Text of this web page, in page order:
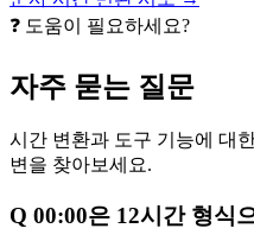
❓ 도움이 필요하세요?
자주 묻는 질문
시간 변환과 도구 기능에 대
변을 찾아보세요.
Q 00:00은 12시간 형식